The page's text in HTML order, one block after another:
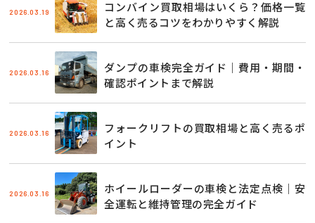
2026.03.19
コンバイン買取相場はいくら？価格一覧
と高く売るコツをわかりやすく解説
2026.03.16
ダンプの車検完全ガイド｜費用・期間・
確認ポイントまで解説
2026.03.16
フォークリフトの買取相場と高く売るポ
イント
2026.03.16
ホイールローダーの車検と法定点検｜安
全運転と維持管理の完全ガイド